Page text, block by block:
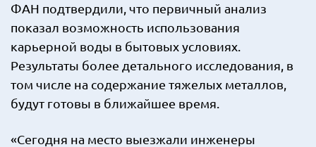
ФАН подтвердили, что первичный анализ
показал возможность использования
карьерной воды в бытовых условиях.
Результаты более детального исследования, в
том числе на содержание тяжелых металлов,
будут готовы в ближайшее время.
«Сегодня на место выезжали инженеры